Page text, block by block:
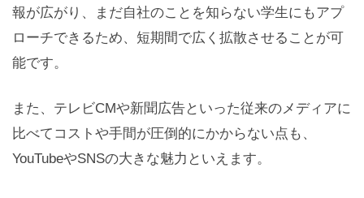
報が広がり、まだ自社のことを知らない学生にもアプ
ローチできるため、短期間で広く拡散させることが可
能です。
また、テレビCMや新聞広告といった従来のメディアに
比べてコストや手間が圧倒的にかからない点も、
YouTubeやSNSの大きな魅力といえます。